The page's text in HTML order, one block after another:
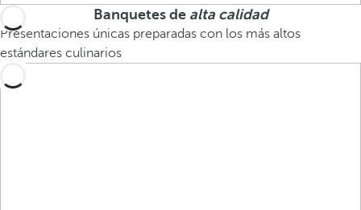
Banquetes de alta calidad
Presentaciones únicas preparadas con los más altos
estándares culinarios